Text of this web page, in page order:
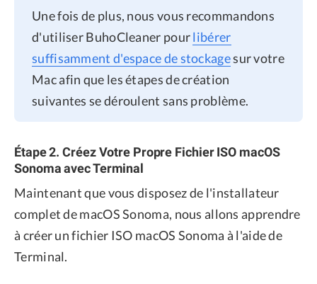
Une fois de plus, nous vous recommandons
d'utiliser BuhoCleaner pourlibérer
suffisamment d'espace de stockagesur votre
Mac afin que les étapes de création
suivantes se déroulent sans problème.
Étape 2. Créez Votre Propre Fichier ISO macOS
Sonoma avec Terminal
Maintenant que vous disposez de l'installateur
complet de macOS Sonoma, nous allons apprendre
à créer un fichier ISO macOS Sonoma à l'aide de
Terminal.